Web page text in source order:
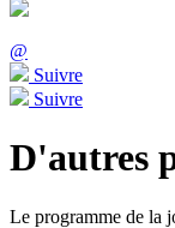
@
Suivre
Suivre
D'autres
Le programme de la